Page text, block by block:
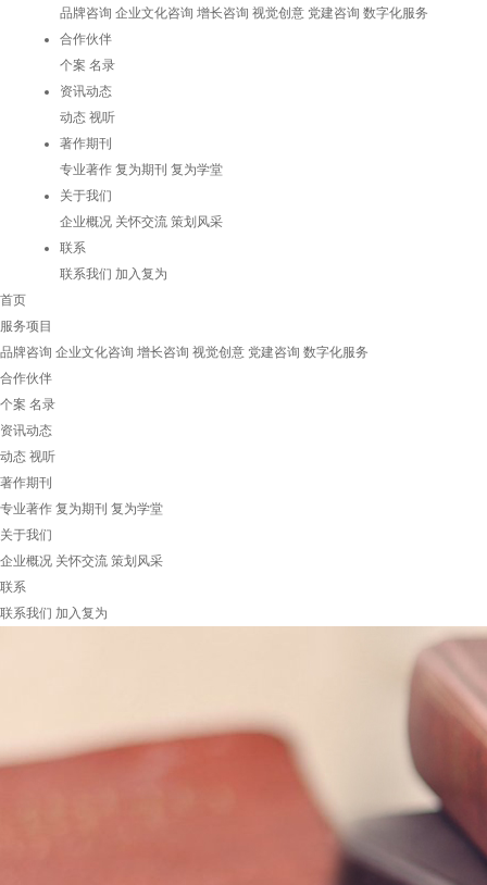
品牌咨询 企业文化咨询 增长咨询 视觉创意 党建咨询 数字化服务
合作伙伴
个案 名录
资讯动态
动态 视听
著作期刊
专业著作 复为期刊 复为学堂
关于我们
企业概况 关怀交流 策划风采
联系
联系我们 加入复为
首页
服务项目
品牌咨询 企业文化咨询 增长咨询 视觉创意 党建咨询 数字化服务
合作伙伴
个案 名录
资讯动态
动态 视听
著作期刊
专业著作 复为期刊 复为学堂
关于我们
企业概况 关怀交流 策划风采
联系
联系我们 加入复为